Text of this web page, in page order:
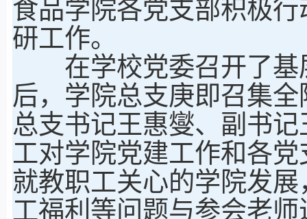
食品学院各党支部积极
研工作。
在学校党委召开了基
后，学院总支庚即召集
总支书记王惠燮、副书
工对学院党建工作和各
就教职工关心的学院发
工福利等问题与参会老